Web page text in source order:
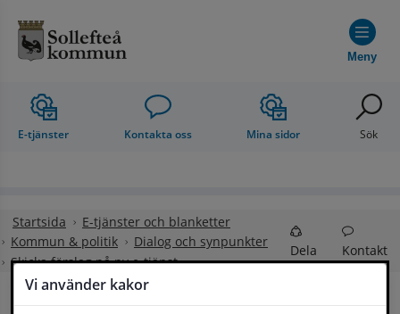
Vi använder kakor
Meny
E-tjänster Kontakta oss Mina sidor Sök
Startsida
E-tjänster och blanketter
Kommun & politik
Dialog och synpunkter
Skicka förslag på ny e-tjänst
Dela Kontakt